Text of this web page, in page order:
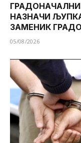
НАЗНАЧИ
ЗАМЕНИК
05/08/2026